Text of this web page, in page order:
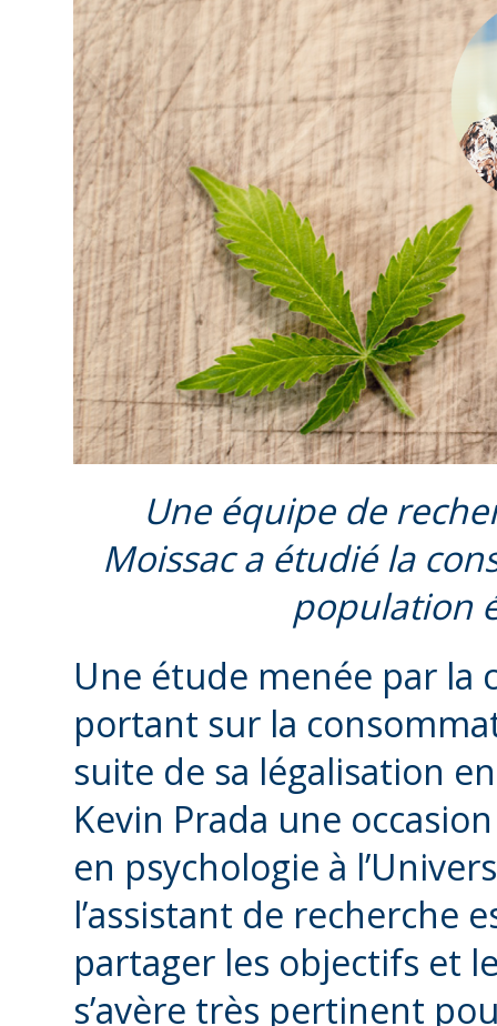
Une équipe de
Moissac a étudié la
population
Une étude menée par la
portant sur la
suite de sa légalisation
Kevin Prada une
en psychologie à
l’assistant de recherche
partager les objectifs et
s’avère très pertinent